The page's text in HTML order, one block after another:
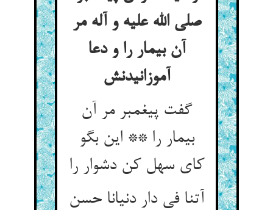
صلی الله علیه و آله مر
آن بیمار را و دعا
آموزانیدنش‏
گفت پیغمبر مر آن
بیمار را ** این بگو
کای سهل کن دشوار را
آتنا فی دار دنیانا حسن